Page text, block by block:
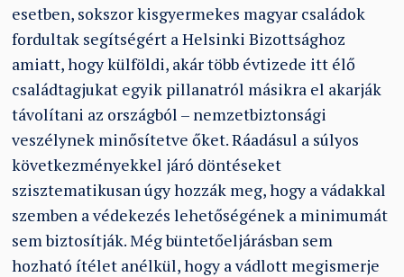
esetben, sokszor kisgyermekes magyar családok
fordultak segítségért a Helsinki Bizottsághoz
amiatt, hogy külföldi, akár több évtizede itt élő
családtagjukat egyik pillanatról másikra el akarják
távolítani az országból – nemzetbiztonsági
veszélynek minősítetve őket. Ráadásul a súlyos
következményekkel járó döntéseket
szisztematikusan úgy hozzák meg, hogy a vádakkal
szemben a védekezés lehetőségének a minimumát
sem biztosítják. Még büntetőeljárásban sem
hozható ítélet anélkül, hogy a vádlott megismerje